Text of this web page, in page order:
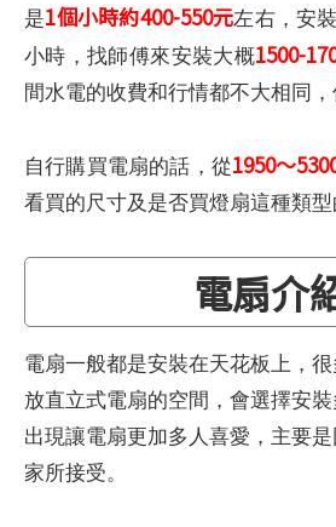
是1個小時約400-550元左右，安
小時，找師傅來安裝大概1500-
間水電的收費和行情都不大相同，
自行購買電扇的話，從1950～
看買的尺寸及是否買燈扇這種類型
電扇介
電扇一般都是安裝在天花板上，
放直立式電扇的空間，會選擇安
出現讓電扇更加多人喜愛，主要
家所接受。